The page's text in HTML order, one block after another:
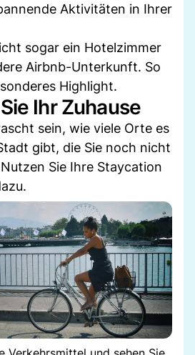
Aktivitäten in Ihrer
sogar ein Hotelzimmer
Airbnb-Unterkunft. So
Highlight.
Ihr Zuhause
sein, wie viele Orte es
gibt, die Sie noch nicht
Sie Ihre Staycation